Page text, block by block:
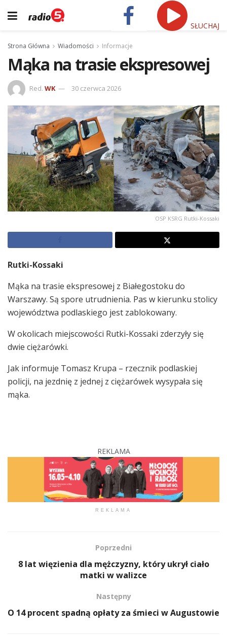
SŁUCHAJ
Strona Główna Wiadomości Informacje
Mąka na trasie ekspresowej
Red. WK 30 czerwca 2026
OSP KSRG Rutki-Kossaki
Rutki-Kossaki
Mąka na trasie ekspresowej z Białegostoku do
Warszawy. Są spore utrudnienia. Pas w kierunku stolicy
województwa podlaskiego jest zablokowany.
W okolicach miejscowości Rutki-Kossaki zderzyły się
dwie ciężarówki.
Jak informuje Tomasz Krupa – rzecznik podlaskiej
policji, na jezdnię z jednej z ciężarówek wysypała się
mąka.
REKLAMA
REKLAMA
Poprzedni
8 lat więzienia dla mężczyzny, który ukrył ciało
matki w walizce
Następny
O 14 procent spadną opłaty za śmieci w Augustowie